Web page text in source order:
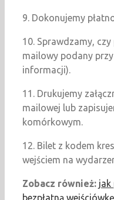
9. Dokonujemy
10. Sprawdzamy,
mailowy podany
informacji).
11. Drukujemy
mailowej lub
komórkowym.
12. Bilet z kodem
wejściem na
Zobacz również: jak
bezpłatną wejściówkę